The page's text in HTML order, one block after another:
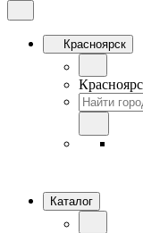
Красноярск
Каталог